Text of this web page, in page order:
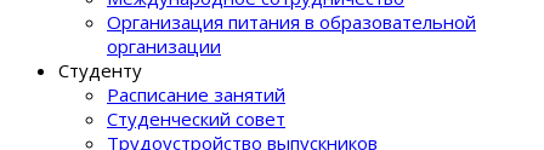
Организация питания в образовательной
организации
Студенту
Расписание занятий
Студенческий совет
Трудоустройство выпускников